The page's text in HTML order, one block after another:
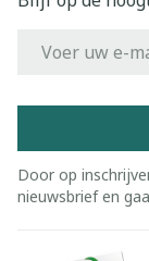
Door op
nieuwsbrief en